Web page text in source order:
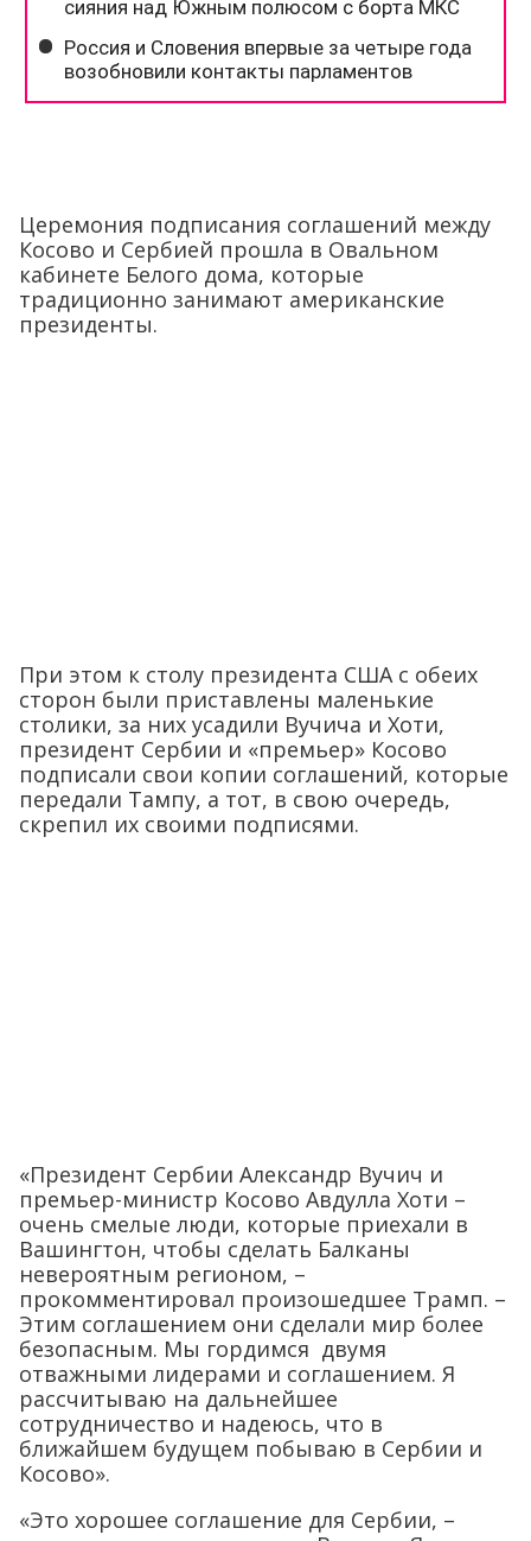
Церемония подписания соглашений между
Косово и Сербией прошла в Овальном
кабинете Белого дома, которые
традиционно занимают американские
президенты.
При этом к столу президента США с обеих
сторон были приставлены маленькие
столики, за них усадили Вучича и Хоти,
президент Сербии и «премьер» Косово
подписали свои копии соглашений, которые
передали Тампу, а тот, в свою очередь,
скрепил их своими подписями.
«Президент Сербии Александр Вучич и
премьер-министр Косово Авдулла Хоти –
очень смелые люди, которые приехали в
Вашингтон, чтобы сделать Балканы
невероятным регионом, –
прокомментировал произошедшее Трамп. –
Этим соглашением они сделали мир более
безопасным. Мы гордимся двумя
отважными лидерами и соглашением. Я
рассчитываю на дальнейшее
сотрудничество и надеюсь, что в
ближайшем будущем побываю в Сербии и
Косово».
«Это хорошее соглашение для Сербии, –